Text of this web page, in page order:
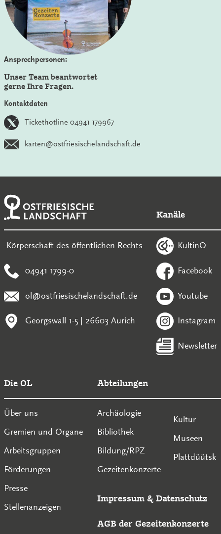
Ansprechpersonen:
Unser Team beantwortet
gerne Ihre Fragen.
Kontaktdaten
Tickethotline 04941 179967
karten@ostfriesischelandschaft.de
-Körperschaft des öffentlichen Rechts-
04941 1799-0
ol@ostfriesischelandschaft.de
Georgswall 1-5 | 26603 Aurich
Kanäle
KultinO
Facebook
Youtube
Instagram
Newsletter
Die OL
Über uns
Gremien und Organe
Arbeitsgruppen
Förderungen
Presse
Stellenanzeigen
Abteilungen
Archäologie
Bibliothek
Bildung/RPZ
Gezeitenkonzerte
Kultur
Museen
Plattdüütsk
Impressum & Datenschutz
AGB der Gezeitenkonzerte